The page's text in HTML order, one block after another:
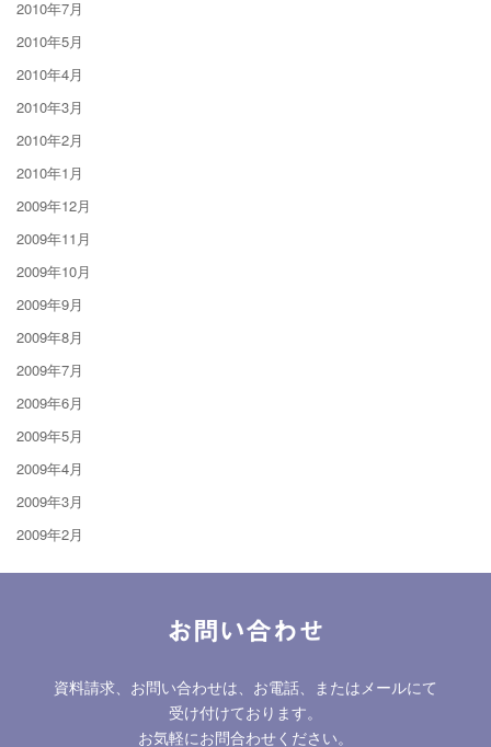
2010年7月
2010年5月
2010年4月
2010年3月
2010年2月
2010年1月
2009年12月
2009年11月
2009年10月
2009年9月
2009年8月
2009年7月
2009年6月
2009年5月
2009年4月
2009年3月
2009年2月
お問い合わせ
資料請求、お問い合わせは、お電話、またはメールにて
受け付けております。
お気軽にお問合わせください。